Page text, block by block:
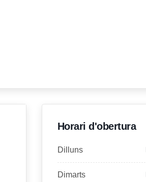
Horari d'obertura
Dilluns
Dimarts